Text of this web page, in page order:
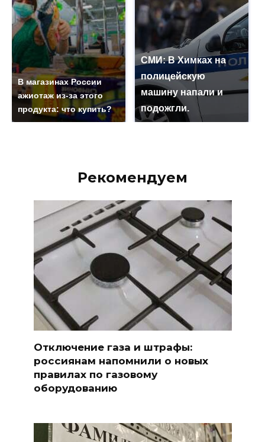
В магазинах России
ажиотаж из-за этого
продукта: что купить?
СМИ: В Химках на
полицейскую
машину напали и
подожгли.
Рекомендуем
Отключение газа и штрафы:
россиянам напомнили о новых
правилах по газовому
оборудованию